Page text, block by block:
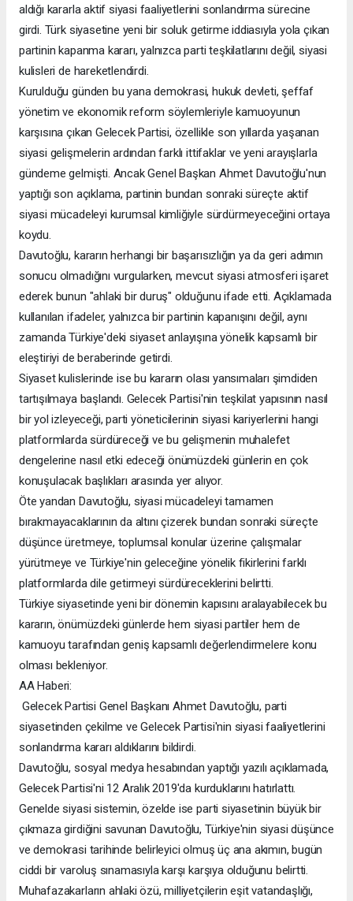
aldığı kararla aktif siyasi faaliyetlerini sonlandırma sürecine
girdi. Türk siyasetine yeni bir soluk getirme iddiasıyla yola çıkan
partinin kapanma kararı, yalnızca parti teşkilatlarını değil, siyasi
kulisleri de hareketlendirdi.
Kurulduğu günden bu yana demokrasi, hukuk devleti, şeffaf
yönetim ve ekonomik reform söylemleriyle kamuoyunun
karşısına çıkan Gelecek Partisi, özellikle son yıllarda yaşanan
siyasi gelişmelerin ardından farklı ittifaklar ve yeni arayışlarla
gündeme gelmişti. Ancak Genel Başkan Ahmet Davutoğlu'nun
yaptığı son açıklama, partinin bundan sonraki süreçte aktif
siyasi mücadeleyi kurumsal kimliğiyle sürdürmeyeceğini ortaya
koydu.
Davutoğlu, kararın herhangi bir başarısızlığın ya da geri adımın
sonucu olmadığını vurgularken, mevcut siyasi atmosferi işaret
ederek bunun "ahlaki bir duruş" olduğunu ifade etti. Açıklamada
kullanılan ifadeler, yalnızca bir partinin kapanışını değil, aynı
zamanda Türkiye'deki siyaset anlayışına yönelik kapsamlı bir
eleştiriyi de beraberinde getirdi.
Siyaset kulislerinde ise bu kararın olası yansımaları şimdiden
tartışılmaya başlandı. Gelecek Partisi'nin teşkilat yapısının nasıl
bir yol izleyeceği, parti yöneticilerinin siyasi kariyerlerini hangi
platformlarda sürdüreceği ve bu gelişmenin muhalefet
dengelerine nasıl etki edeceği önümüzdeki günlerin en çok
konuşulacak başlıkları arasında yer alıyor.
Öte yandan Davutoğlu, siyasi mücadeleyi tamamen
bırakmayacaklarının da altını çizerek bundan sonraki süreçte
düşünce üretmeye, toplumsal konular üzerine çalışmalar
yürütmeye ve Türkiye'nin geleceğine yönelik fikirlerini farklı
platformlarda dile getirmeyi sürdüreceklerini belirtti.
Türkiye siyasetinde yeni bir dönemin kapısını aralayabilecek bu
kararın, önümüzdeki günlerde hem siyasi partiler hem de
kamuoyu tarafından geniş kapsamlı değerlendirmelere konu
olması bekleniyor.
AA Haberi:
Gelecek Partisi Genel Başkanı Ahmet Davutoğlu, parti
siyasetinden çekilme ve Gelecek Partisi'nin siyasi faaliyetlerini
sonlandırma kararı aldıklarını bildirdi.
Davutoğlu, sosyal medya hesabından yaptığı yazılı açıklamada,
Gelecek Partisi'ni 12 Aralık 2019'da kurduklarını hatırlattı.
Genelde siyasi sistemin, özelde ise parti siyasetinin büyük bir
çıkmaza girdiğini savunan Davutoğlu, Türkiye'nin siyasi düşünce
ve demokrasi tarihinde belirleyici olmuş üç ana akımın, bugün
ciddi bir varoluş sınamasıyla karşı karşıya olduğunu belirtti.
Muhafazakarların ahlaki özü, milliyetçilerin eşit vatandaşlığı,